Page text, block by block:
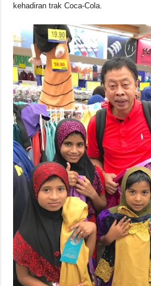
kehadiran trak Coca-Cola.